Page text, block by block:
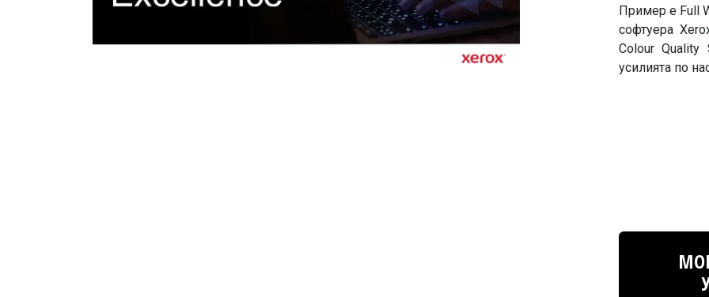
Пример е Full
софтуера
Colour Quality
усилията по